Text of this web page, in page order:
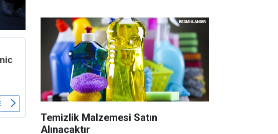
Temizlik Malzemesi Satın
Alınacaktır